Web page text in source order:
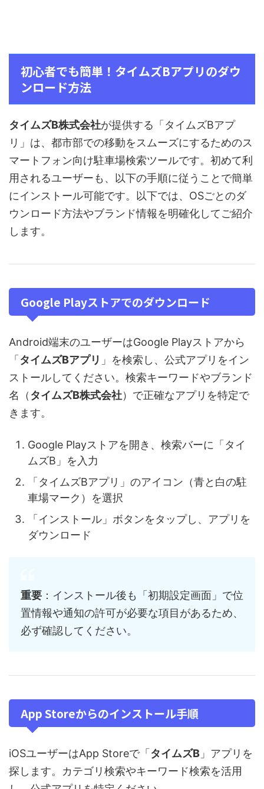
初心者でも簡単！タイムズBアプリのダウ
ンロード方法
タイムズB株式会社が提供する「タイムズBアプ
リ」は、都市部での移動をスムーズにするためのス
マートフォン向け駐車場検索ツールです。初めて利
用されるユーザーも、以下の手順に従うことで簡単
にインストール可能です。以下では、OSごとのダ
ウンロード方法やブランド情報を明確化してご紹介
します。
Google Playストアでのダウンロード
Android端末のユーザーはGoogle Playストアから
「 タイムズBアプリ 」を検索し、公式アプリをイン
ストールしてください。検索キーワードやブランド
名（ タイムズB株式会社）で正確なアプリを特定で
きます。
Google Playストアを開き、検索バーに「タイ
ムズB」を入力
「タイムズBアプリ」のアイコン（青と白の駐
車場マーク）を選択
「インストール」ボタンをタップし、アプリを
ダウンロード
重要 ：インストール後も「初期設定画面」で位
置情報や通知の許可が必要な項目があるため、
必ず確認してください。
App Storeからのインストール手順
iOSユーザーはApp Storeで「 タイムズB 」アプリを
探します。カテゴリ検索やキーワード検索を活用